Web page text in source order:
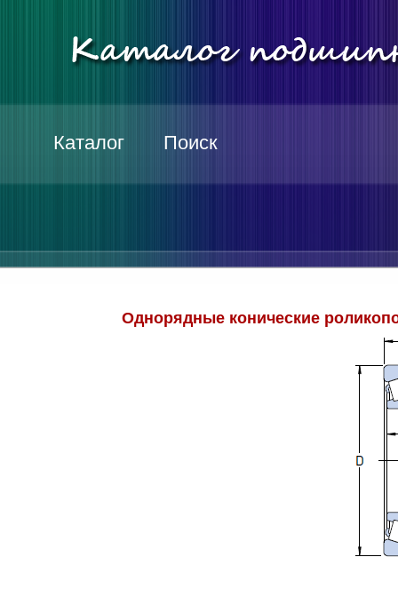
Каталог Поиск
Однорядные конические